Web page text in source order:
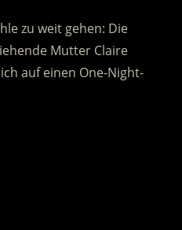
zu weit gehen: Die
Mutter Claire
auf einen One-Night-